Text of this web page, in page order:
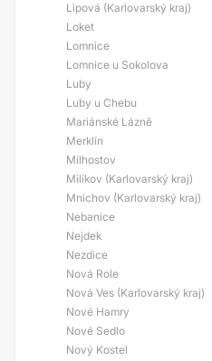
Lipová (Karlovarský kraj)
Loket
Lomnice
Lomnice u Sokolova
Luby
Luby u Chebu
Mariánské Lázně
Merklín
Milhostov
Milíkov (Karlovarský kraj)
Mnichov (Karlovarský kraj)
Nebanice
Nejdek
Nezdice
Nová Role
Nová Ves (Karlovarský kraj)
Nové Hamry
Nové Sedlo
Nový Kostel